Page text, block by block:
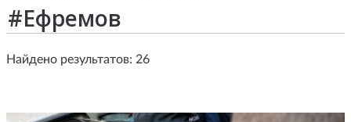
Найдено результатов: 26